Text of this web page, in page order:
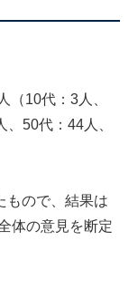
（10代：3人、
50代：44人、
もので、結果は
体の意見を断定